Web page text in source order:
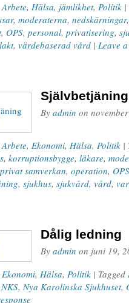
Arbete, Hälsa, jämlikhet, Politik |
, moderaterna, nedskärningar,
, OPS, personal, privatisering,
, värdebaserad vård | Leave
By admin on
Arbete, Ekonomi, Hälsa, Politik |
, korruptionsbygge, läkare,
samverkan, operation, OPS
, sjukhus, sjukvård, vård,
Dålig ledning
By admin on juni 19,
Ekonomi, Hälsa, Politik | Tagged
NKS, Nya Karolinska Sjukhuset,